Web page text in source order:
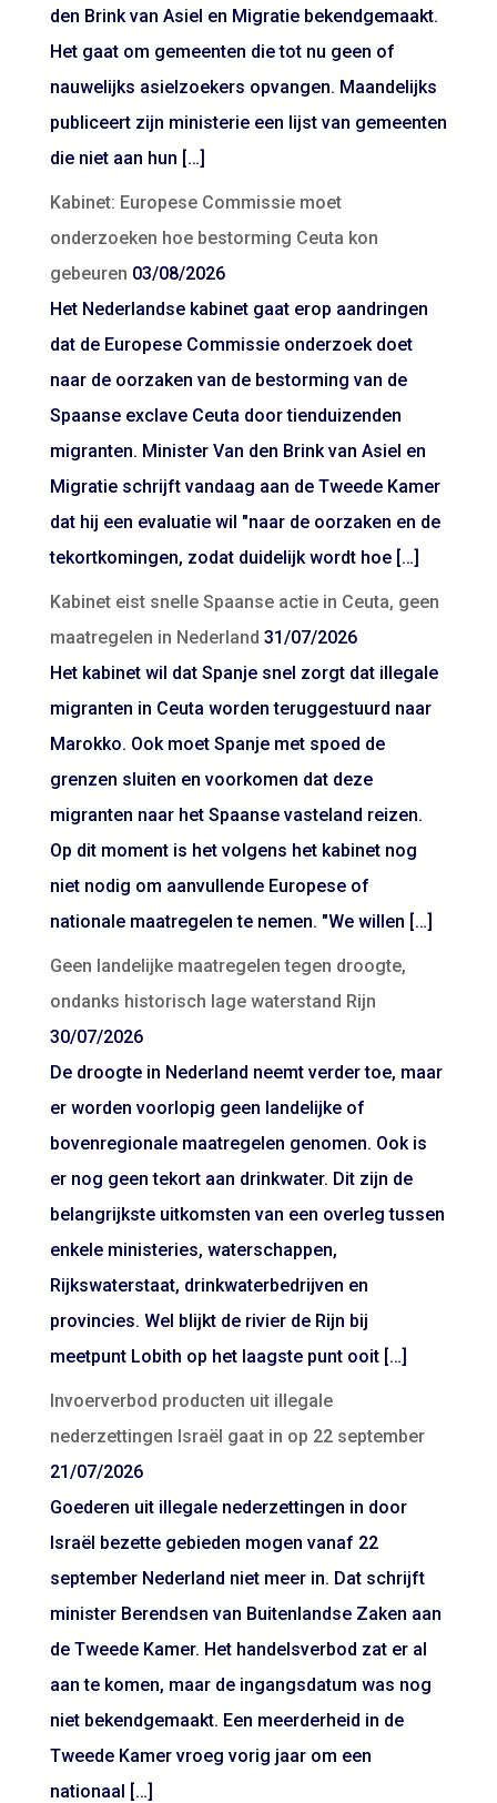
den Brink van Asiel en Migratie bekendgemaakt.
Het gaat om gemeenten die tot nu geen of
nauwelijks asielzoekers opvangen. Maandelijks
publiceert zijn ministerie een lijst van gemeenten
die niet aan hun […]
Kabinet: Europese Commissie moet
onderzoeken hoe bestorming Ceuta kon
gebeuren 03/08/2026
Het Nederlandse kabinet gaat erop aandringen
dat de Europese Commissie onderzoek doet
naar de oorzaken van de bestorming van de
Spaanse exclave Ceuta door tienduizenden
migranten. Minister Van den Brink van Asiel en
Migratie schrijft vandaag aan de Tweede Kamer
dat hij een evaluatie wil "naar de oorzaken en de
tekortkomingen, zodat duidelijk wordt hoe […]
Kabinet eist snelle Spaanse actie in Ceuta, geen
maatregelen in Nederland 31/07/2026
Het kabinet wil dat Spanje snel zorgt dat illegale
migranten in Ceuta worden teruggestuurd naar
Marokko. Ook moet Spanje met spoed de
grenzen sluiten en voorkomen dat deze
migranten naar het Spaanse vasteland reizen.
Op dit moment is het volgens het kabinet nog
niet nodig om aanvullende Europese of
nationale maatregelen te nemen. "We willen […]
Geen landelijke maatregelen tegen droogte,
ondanks historisch lage waterstand Rijn
30/07/2026
De droogte in Nederland neemt verder toe, maar
er worden voorlopig geen landelijke of
bovenregionale maatregelen genomen. Ook is
er nog geen tekort aan drinkwater. Dit zijn de
belangrijkste uitkomsten van een overleg tussen
enkele ministeries, waterschappen,
Rijkswaterstaat, drinkwaterbedrijven en
provincies. Wel blijkt de rivier de Rijn bij
meetpunt Lobith op het laagste punt ooit […]
Invoerverbod producten uit illegale
nederzettingen Israël gaat in op 22 september
21/07/2026
Goederen uit illegale nederzettingen in door
Israël bezette gebieden mogen vanaf 22
september Nederland niet meer in. Dat schrijft
minister Berendsen van Buitenlandse Zaken aan
de Tweede Kamer. Het handelsverbod zat er al
aan te komen, maar de ingangsdatum was nog
niet bekendgemaakt. Een meerderheid in de
Tweede Kamer vroeg vorig jaar om een
nationaal […]